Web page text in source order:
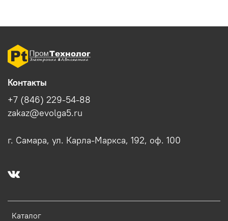
Каталог
Контакты
+7 (846) 229-54-88
zakaz@evolga5.ru
г. Самара, ул. Карла-Маркса, 192, оф. 100